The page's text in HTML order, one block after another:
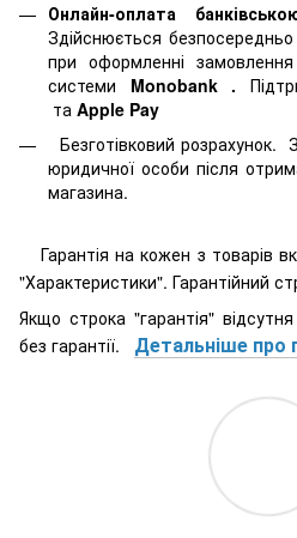
Онлайн-оплата
Здійснюється
при оформленні
системи Monobank .
та Apple Pay
Безготівковий
юридичної особи після
магазина.
Гарантія на кожен з товарів
"Характеристики". Гарантійний
Якщо строка "гарантія"
без гарантії. Детальніше про